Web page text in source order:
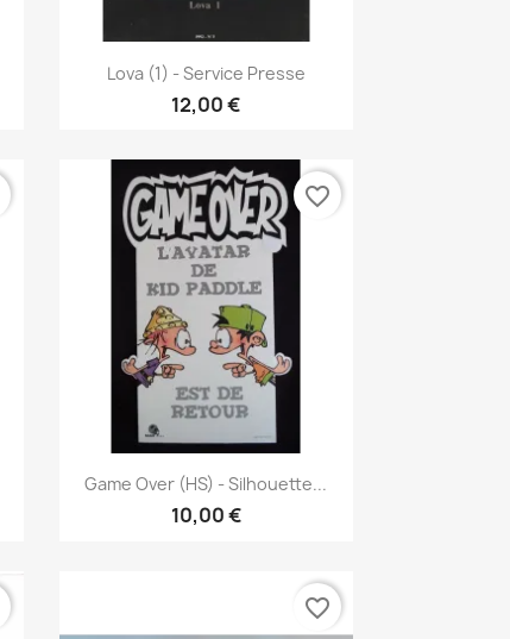
Pikakatselu
Lova (1) - Service Presse
12,00 €
Pikakatselu
Game Over (HS) - Silhouette...
10,00 €
favorite_border
favorite_border